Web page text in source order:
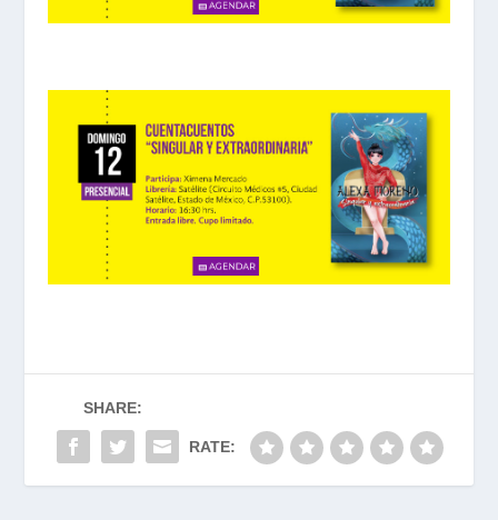
SHARE:
RATE: